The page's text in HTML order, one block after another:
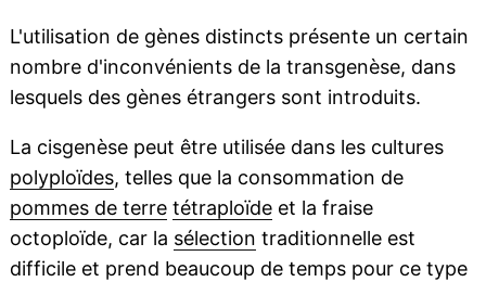
L'utilisation de gènes distincts présente un certain
nombre d'inconvénients de la transgenèse, dans
lesquels des gènes étrangers sont introduits.
La cisgenèse peut être utilisée dans les cultures
polyploïdes, telles que la consommation de
pommes de terre tétraploïdeet la fraise
octoploïde, car la sélection traditionnelle est
difficile et prend beaucoup de temps pour ce type